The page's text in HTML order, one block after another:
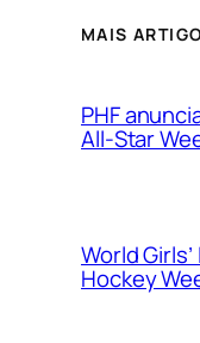
MAIS
PHF
All-Star
World Girls’
Hockey